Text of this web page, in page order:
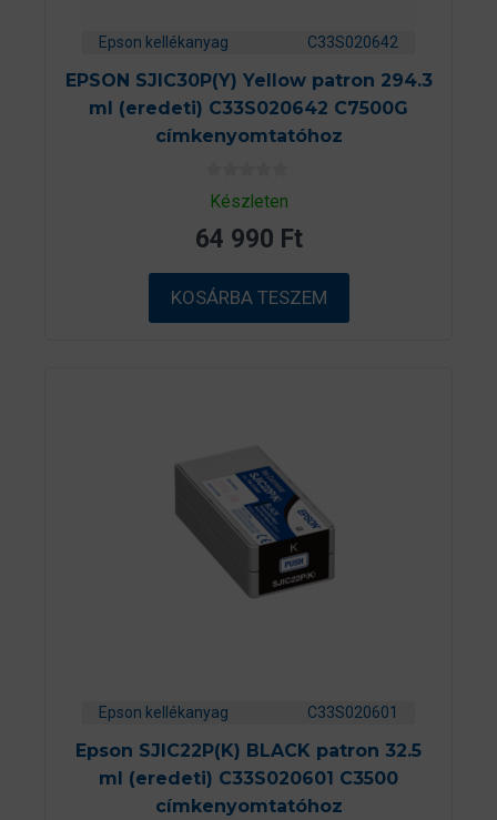
Epson kellékanyag C33S020642
EPSON SJIC30P(Y) Yellow patron 294.3
ml (eredeti) C33S020642 C7500G
címkenyomtatóhoz
0
a
5
b
ő
l
Készleten
64 990 Ft
KOSÁRBA TESZEM
Epson kellékanyag C33S020601
Epson SJIC22P(K) BLACK patron 32.5
ml (eredeti) C33S020601 C3500
címkenyomtatóhoz